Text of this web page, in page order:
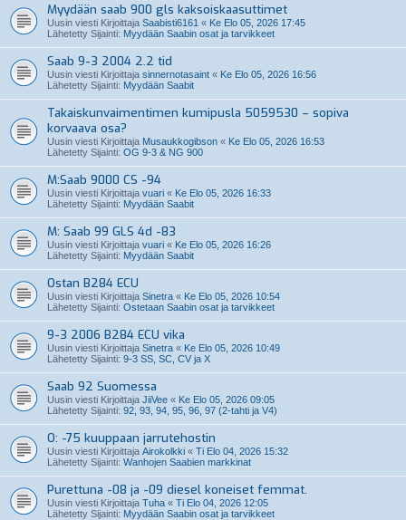
Myydään saab 900 gls kaksoiskaasuttimet
Uusin viesti Kirjoittaja Saabisti6161 « Ke Elo 05, 2026 17:45
Lähetetty Sijainti: Myydään Saabin osat ja tarvikkeet
Saab 9-3 2004 2.2 tid
Uusin viesti Kirjoittaja sinnernotasaint « Ke Elo 05, 2026 16:56
Lähetetty Sijainti: Myydään Saabit
Takaiskunvaimentimen kumipusla 5059530 – sopiva
korvaava osa?
Uusin viesti Kirjoittaja Musaukkogibson « Ke Elo 05, 2026 16:53
Lähetetty Sijainti: OG 9-3 & NG 900
M:Saab 9000 CS -94
Uusin viesti Kirjoittaja vuari « Ke Elo 05, 2026 16:33
Lähetetty Sijainti: Myydään Saabit
M: Saab 99 GLS 4d -83
Uusin viesti Kirjoittaja vuari « Ke Elo 05, 2026 16:26
Lähetetty Sijainti: Myydään Saabit
Ostan B284 ECU
Uusin viesti Kirjoittaja Sinetra « Ke Elo 05, 2026 10:54
Lähetetty Sijainti: Ostetaan Saabin osat ja tarvikkeet
9-3 2006 B284 ECU vika
Uusin viesti Kirjoittaja Sinetra « Ke Elo 05, 2026 10:49
Lähetetty Sijainti: 9-3 SS, SC, CV ja X
Saab 92 Suomessa
Uusin viesti Kirjoittaja JiiVee « Ke Elo 05, 2026 09:05
Lähetetty Sijainti: 92, 93, 94, 95, 96, 97 (2-tahti ja V4)
O: -75 kuuppaan jarrutehostin
Uusin viesti Kirjoittaja Airokolkki « Ti Elo 04, 2026 15:32
Lähetetty Sijainti: Wanhojen Saabien markkinat
Purettuna -08 ja -09 diesel koneiset femmat.
Uusin viesti Kirjoittaja Tuha « Ti Elo 04, 2026 12:05
Lähetetty Sijainti: Myydään Saabin osat ja tarvikkeet